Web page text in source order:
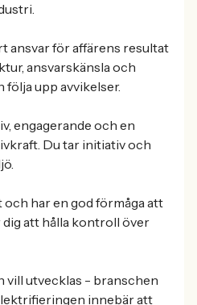
ansvar för affärens resultat
ansvarskänsla och
upp avvikelser.
engagerande och en
Du tar initiativ och
har en god förmåga att
att hålla kontroll över
vill utvecklas - branschen
innebär att